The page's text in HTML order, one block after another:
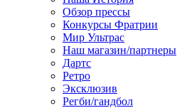
Обзор прессы
Конкурсы Фратрии
Мир Ультрас
Наш магазин/партнеры
Дартс
Ретро
Эксклюзив
Регби/гандбол